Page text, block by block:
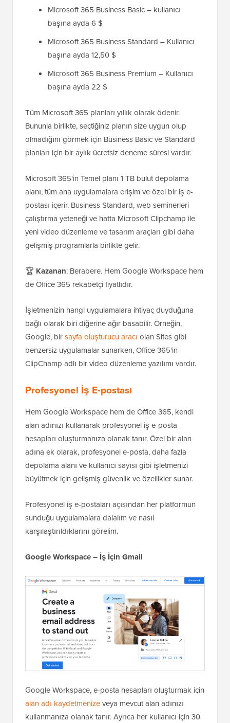
Microsoft 365 Business Basic – kullanıcı
başına ayda 6 $
Microsoft 365 Business Standard – Kullanıcı
başına ayda 12,50 $
Microsoft 365 Business Premium – Kullanıcı
başına ayda 22 $
Tüm Microsoft 365 planları yıllık olarak ödenir.
Bununla birlikte, seçtiğiniz planın size uygun olup
olmadığını görmek için Business Basic ve Standard
planları için bir aylık ücretsiz deneme süresi vardır.
Microsoft 365'in Temel planı 1 TB bulut depolama
alanı, tüm ana uygulamalara erişim ve özel bir iş e-
postası içerir. Business Standard, web seminerleri
çalıştırma yeteneği ve hatta Microsoft Clipchamp ile
yeni video düzenleme ve tasarım araçları gibi daha
gelişmiş programlarla birlikte gelir.
🏆 Kazanan: Berabere. Hem Google Workspace hem
de Office 365 rekabetçi fiyatlıdır.
İşletmenizin hangi uygulamalara ihtiyaç duyduğuna
bağlı olarak biri diğerine ağır basabilir. Örneğin,
Google, birsayfa oluşturucu aracı olan Sites gibi
benzersiz uygulamalar sunarken, Office 365'in
ClipChamp adlı bir video düzenleme yazılımı vardır.
Profesyonel İş E-postası
Hem Google Workspace hem de Office 365, kendi
alan adınızı kullanarak profesyonel iş e-posta
hesapları oluşturmanıza olanak tanır. Özel bir alan
adına ek olarak, profesyonel e-posta, daha fazla
depolama alanı ve kullanıcı sayısı gibi işletmenizi
büyütmek için gelişmiş güvenlik ve özellikler sunar.
Profesyonel iş e-postaları açısından her platformun
sunduğu uygulamalara dalalım ve nasıl
karşılaştırıldıklarını görelim.
Google Workspace – İş İçin Gmail
Google Workspace, e-posta hesapları oluşturmak için
alan adı kaydetmenizeveya mevcut alan adınızı
kullanmanıza olanak tanır. Ayrıca her kullanıcı için 30